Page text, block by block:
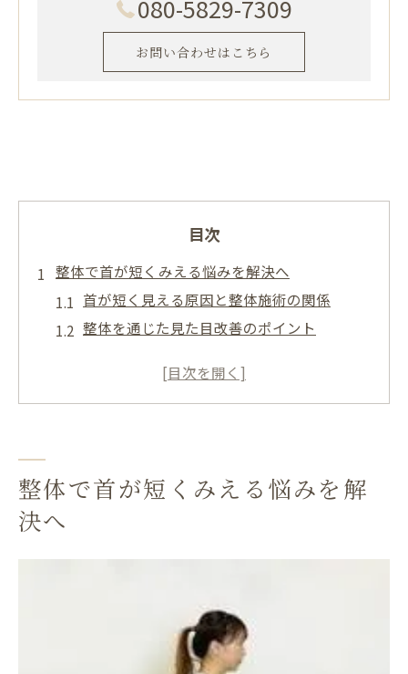
080-5829-7309
お問い合わせはこちら
目次
整体で首が短くみえる悩みを解決へ
首が短く見える原因と整体施術の関係
整体を通じた見た目改善のポイント
整体で変わる首ラインの美しさとは
覧
整体で首のしわ予防もできる秘密
首のしわ対策には整体と姿勢調整が鍵
首のしわと姿勢の関係性を整体で解明
整体で首が短くみえる悩みを解
決へ